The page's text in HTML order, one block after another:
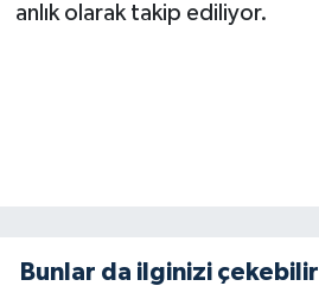
anlık olarak takip ediliyor.
Bunlar da ilginizi çekebilir
SEÇİM 2014
HEDEF2020